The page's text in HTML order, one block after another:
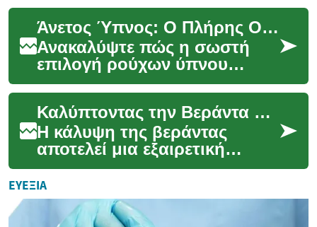
επαγγελματική σας ζωή. Από
τα οφέλη της ευελι...
Άνετος Ύπνος: Ο Πλήρης Οδηγός για Νυχτικά & Πιτζάμες
Ανακαλύψτε πώς η σωστή
επιλογή ρούχων ύπνου
μπορεί να μεταμορφώσει την
ποιότητα του ύπνου σας.
Από τα καλύτερα υφάσμα...Καλύπτοντας την Βεράντα σας: Ένας Πλήρης Οδηγός για Στέγαστρα και Πέργκολες
Η κάλυψη της βεράντας
αποτελεί μια εξαιρετική
επένδυση που μπορεί να
μεταμορφώσει έναν
εξωτερικό χώρο σε ένα άνετο
κα...
ΕΥΕΞΊΑ